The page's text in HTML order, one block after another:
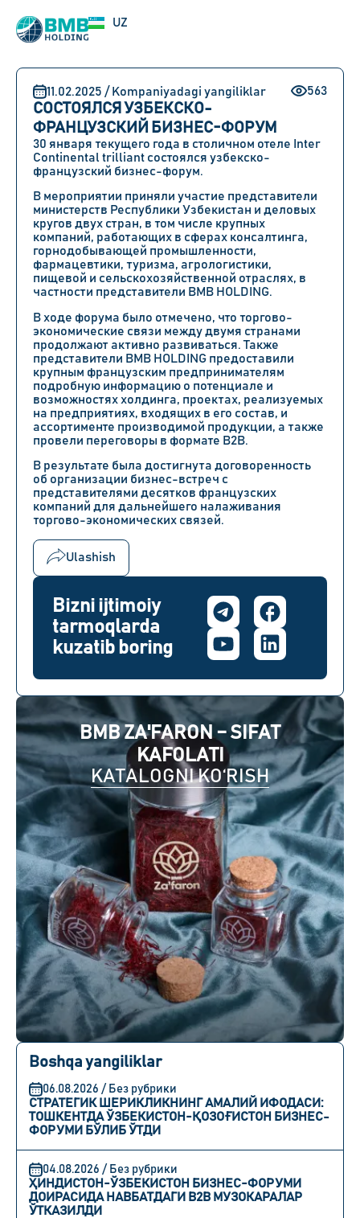
UZ
EN
BMB ZA'FARON – SIFAT
KAFOLATI
KATALOGNI KO‘RISH
Boshqa yangiliklar
06.08.2026 / Без рубрики
СТРАТЕГИК ШЕРИКЛИКНИНГ АМАЛИЙ ИФОДАСИ:
ТОШКЕНТДА ЎЗБЕКИСТОН-ҚОЗОҒИСТОН БИЗНЕС-
ФОРУМИ БЎЛИБ ЎТДИ
04.08.2026 / Без рубрики
ҲИНДИСТОН-ЎЗБЕКИСТОН БИЗНЕС-ФОРУМИ
ДОИРАСИДА НАВБАТДАГИ B2B МУЗОКАРАЛАР
ЎТКАЗИЛДИ
11.02.2025 / Kompaniyadagi yangiliklar 563
СОСТОЯЛСЯ УЗБЕКСКО-
ФРАНЦУЗСКИЙ БИЗНЕС-ФОРУМ
30 января текущего года в столичном отеле Inter
Continental trilliant состоялся узбекско-
французский бизнес-форум.
В мероприятии приняли участие представители
министерств Республики Узбекистан и деловых
кругов двух стран, в том числе крупных
компаний, работающих в сферах консалтинга,
горнодобывающей промышленности,
фармацевтики, туризма, агрологистики,
пищевой и сельскохозяйственной отраслях, в
частности представители BMB HOLDING.
В ходе форума было отмечено, что торгово-
экономические связи между двумя странами
продолжают активно развиваться. Также
представители BMB HOLDING предоставили
крупным французским предпринимателям
подробную информацию о потенциале и
возможностях холдинга, проектах, реализуемых
на предприятиях, входящих в его состав, и
ассортименте производимой продукции, а также
провели переговоры в формате B2B.
В результате была достигнута договоренность
об организации бизнес-встреч с
представителями десятков французских
компаний для дальнейшего налаживания
торгово-экономических связей.
Ulashish
Bizni ijtimoiy
tarmoqlarda
kuzatib boring